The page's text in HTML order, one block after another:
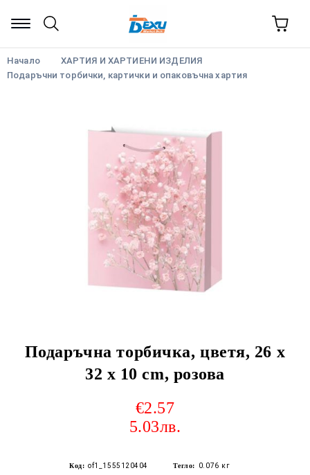
Начало
ХАРТИЯ И ХАРТИЕНИ ИЗДЕЛИЯ
Подаръчни торбички, картички и опаковъчна хартия
Подаръчна торбичка, цветя, 26 х
32 х 10 cm, розова
€2.57
5.03лв.
Код: of1_1555120404 Тегло: 0.076 кг